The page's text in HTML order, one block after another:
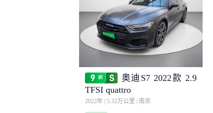
奥迪S7 2022款 2.9
TFSI quattro
2022年 5.32万公里 南京